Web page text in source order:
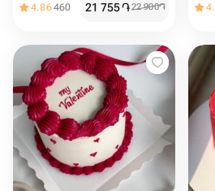
4.86460 21 755֏22 900֏